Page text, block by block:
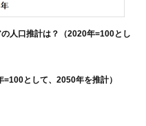
人口推計は？（2020年=100とし
として、2050年を推計）